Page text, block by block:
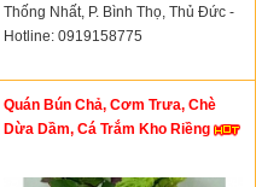
Thống Nhất, P. Bình Thọ, Thủ Đức -
Hotline: 0919158775
Quán Bún Chả, Cơm Trưa, Chè
Dừa Dầm, Cá Trắm Kho Riềng